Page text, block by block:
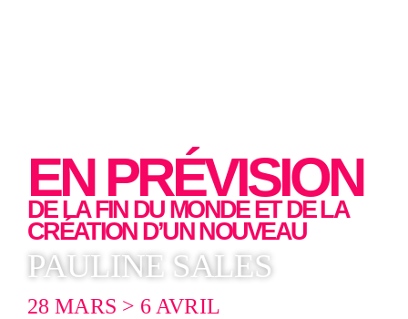
EN PRÉVISION
DE LA FIN DU MONDE ET DE LA
CRÉATION D’UN NOUVEAU
PAULINE SALES
28 MARS > 6 AVRIL